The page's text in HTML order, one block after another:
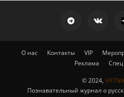
О нас Контакты VIP
Реклама
© 2024,
Познавательный журнал о